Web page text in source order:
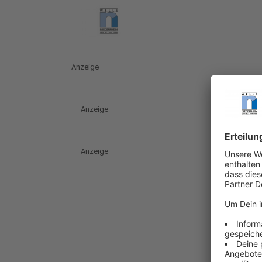
Anzeige
Anzeige
Anzeige